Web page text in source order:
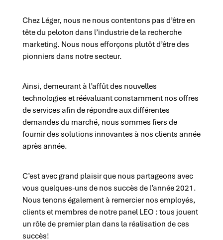
Chez Léger, nous ne nous contentons pas d’être en
tête du peloton dans l’industrie de la recherche
marketing. Nous nous efforçons plutôt d’être des
pionniers dans notre secteur.
Ainsi, demeurant à l’affût des nouvelles
technologies et réévaluant constamment nos offres
de services afin de répondre aux différentes
demandes du marché, nous sommes fiers de
fournir des solutions innovantes à nos clients année
après année.
C’est avec grand plaisir que nous partageons avec
vous quelques-uns de nos succès de l’année 2021.
Nous tenons également à remercier nos employés,
clients et membres de notre panel LEO : tous jouent
un rôle de premier plan dans la réalisation de ces
succès!